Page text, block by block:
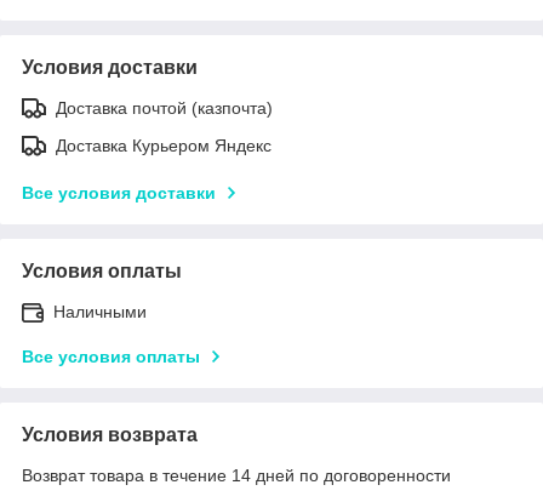
Условия доставки
Доставка почтой (казпочта)
Доставка Курьером Яндекс
Все условия доставки
Условия оплаты
Наличными
Все условия оплаты
Условия возврата
Возврат товара в течение 14 дней по договоренности